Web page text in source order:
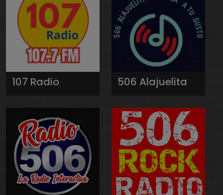
107 Radio 506 Alajuelita